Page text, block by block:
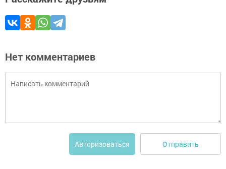
Нет комментариев
Авторизоваться Отправить